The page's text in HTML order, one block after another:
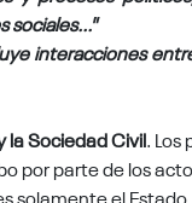
sociales..."
interacciones
la Sociedad Civil. Los
por parte de los
solamente el